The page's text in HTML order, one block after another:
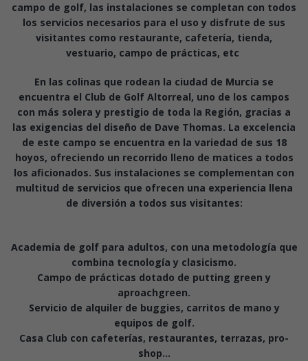
campo de golf, las instalaciones se completan con todos
los servicios necesarios para el uso y disfrute de sus
visitantes como restaurante, cafetería, tienda,
vestuario, campo de prácticas, etc
En las colinas que rodean la ciudad de Murcia se
encuentra el Club de Golf Altorreal, uno de los campos
con más solera y prestigio de toda la Región, gracias a
las exigencias del diseño de Dave Thomas. La excelencia
de este campo se encuentra en la variedad de sus 18
hoyos, ofreciendo un recorrido lleno de matices a todos
los aficionados. Sus instalaciones se complementan con
multitud de servicios que ofrecen una experiencia llena
de diversión a todos sus visitantes:
Academia de golf para adultos, con una metodología que
combina tecnología y clasicismo.
Campo de prácticas dotado de putting green y
aproachgreen.
Servicio de alquiler de buggies, carritos de mano y
equipos de golf.
Casa Club con cafeterías, restaurantes, terrazas, pro-
shop...